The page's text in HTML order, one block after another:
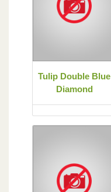
Tulip Double Blue
Diamond